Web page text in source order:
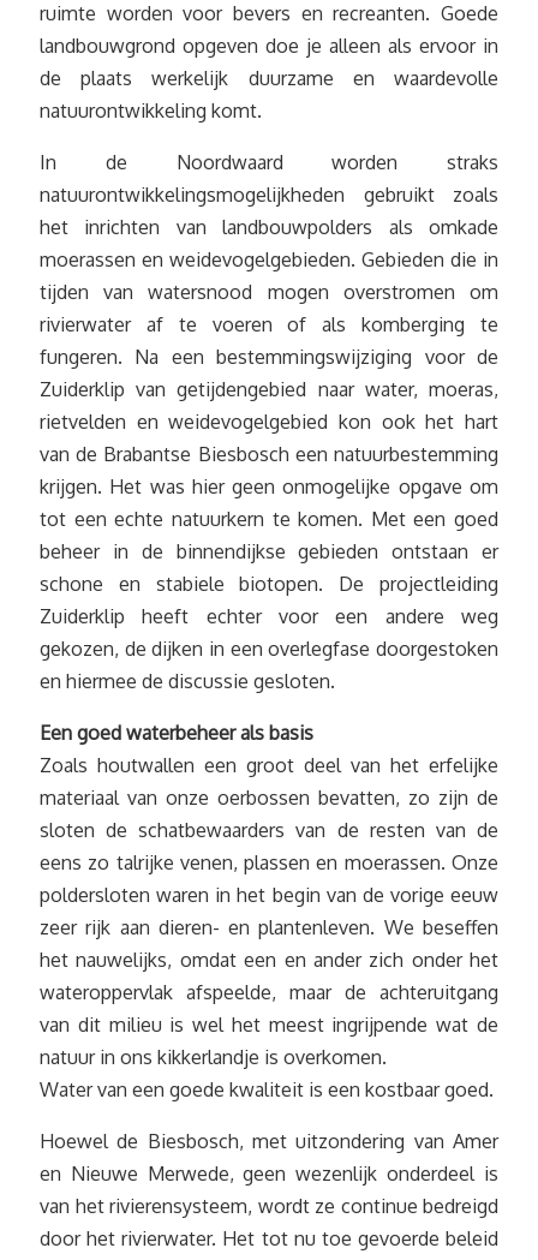
ruimte worden voor bevers en recreanten. Goede
landbouwgrond opgeven doe je alleen als ervoor in
de plaats werkelijk duurzame en waardevolle
natuurontwikkeling komt.
In de Noordwaard worden straks
natuurontwikkelingsmogelijkheden gebruikt zoals
het inrichten van landbouwpolders als omkade
moerassen en weidevogelgebieden. Gebieden die in
tijden van watersnood mogen overstromen om
rivierwater af te voeren of als komberging te
fungeren. Na een bestemmingswijziging voor de
Zuiderklip van getijdengebied naar water, moeras,
rietvelden en weidevogelgebied kon ook het hart
van de Brabantse Biesbosch een natuurbestemming
krijgen. Het was hier geen onmogelijke opgave om
tot een echte natuurkern te komen. Met een goed
beheer in de binnendijkse gebieden ontstaan er
schone en stabiele biotopen. De projectleiding
Zuiderklip heeft echter voor een andere weg
gekozen, de dijken in een overlegfase doorgestoken
en hiermee de discussie gesloten.
Een goed waterbeheer als basis
Zoals houtwallen een groot deel van het erfelijke
materiaal van onze oerbossen bevatten, zo zijn de
sloten de schatbewaarders van de resten van de
eens zo talrijke venen, plassen en moerassen. Onze
poldersloten waren in het begin van de vorige eeuw
zeer rijk aan dieren- en plantenleven. We beseffen
het nauwelijks, omdat een en ander zich onder het
wateroppervlak afspeelde, maar de achteruitgang
van dit milieu is wel het meest ingrijpende wat de
natuur in ons kikkerlandje is overkomen.
Water van een goede kwaliteit is een kostbaar goed.
Hoewel de Biesbosch, met uitzondering van Amer
en Nieuwe Merwede, geen wezenlijk onderdeel is
van het rivierensysteem, wordt ze continue bedreigd
door het rivierwater. Het tot nu toe gevoerde beleid